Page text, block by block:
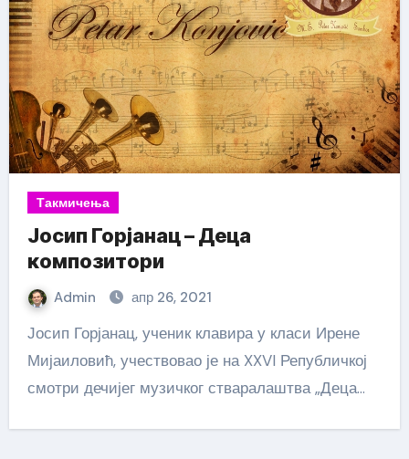
Такмичења
Јосип Горјанац – Деца
композитори
Admin апр 26, 2021
Јосип Горјанац, ученик клавира у класи Ирене
Мијаиловић, учествовао је на XXVI Републичкој
смотри дечијег музичког стваралаштва „Деца…